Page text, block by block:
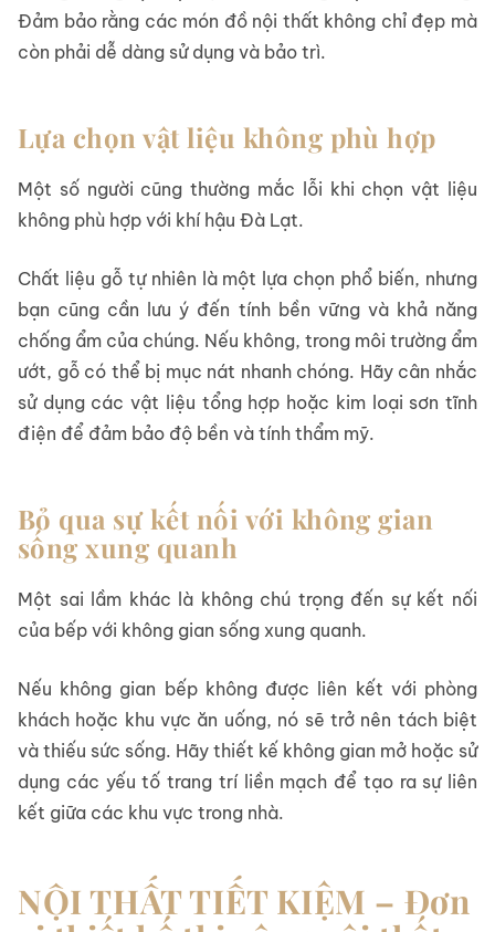
Đảm bảo rằng các món đồ nội thất không chỉ đẹp mà
còn phải dễ dàng sử dụng và bảo trì.
Lựa chọn vật liệu không phù hợp
Một số người cũng thường mắc lỗi khi chọn vật liệu
không phù hợp với khí hậu Đà Lạt.
Chất liệu gỗ tự nhiên là một lựa chọn phổ biến, nhưng
bạn cũng cần lưu ý đến tính bền vững và khả năng
chống ẩm của chúng. Nếu không, trong môi trường ẩm
ướt, gỗ có thể bị mục nát nhanh chóng. Hãy cân nhắc
sử dụng các vật liệu tổng hợp hoặc kim loại sơn tĩnh
điện để đảm bảo độ bền và tính thẩm mỹ.
Bỏ qua sự kết nối với không gian
sống xung quanh
Một sai lầm khác là không chú trọng đến sự kết nối
của bếp với không gian sống xung quanh.
Nếu không gian bếp không được liên kết với phòng
khách hoặc khu vực ăn uống, nó sẽ trở nên tách biệt
và thiếu sức sống. Hãy thiết kế không gian mở hoặc sử
dụng các yếu tố trang trí liền mạch để tạo ra sự liên
kết giữa các khu vực trong nhà.
NỘI THẤT TIẾT KIỆM – Đơn